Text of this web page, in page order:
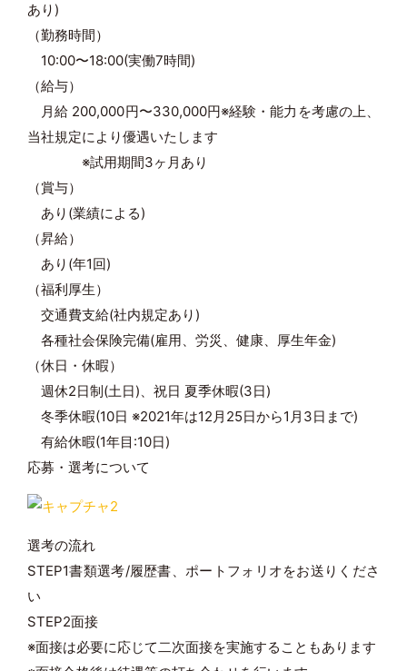
あり)
（勤務時間）
10:00〜18:00(実働7時間)
（給与）
月給 200,000円〜330,000円※経験・能力を考慮の上、
当社規定により優遇いたします
※試用期間3ヶ月あり
（賞与）
あり(業績による)
（昇給）
あり(年1回)
（福利厚生）
交通費支給(社内規定あり)
各種社会保険完備(雇用、労災、健康、厚生年金)
（休日・休暇）
週休2日制(土日)、祝日 夏季休暇(3日)
冬季休暇(10日 ※2021年は12月25日から1月3日まで)
有給休暇(1年目:10日)
応募・選考について
選考の流れ
STEP1書類選考/履歴書、ポートフォリオをお送りくださ
い
STEP2面接
※面接は必要に応じて二次面接を実施することもあります